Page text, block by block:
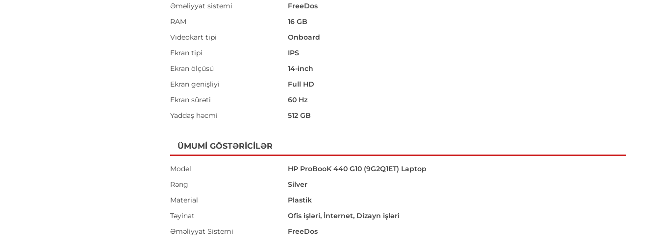
Əməliyyat sistemi
FreeDos
RAM
16 GB
Videokart tipi
Onboard
Ekran tipi
IPS
Ekran ölçüsü
14-inch
Ekran genişliyi
Full HD
Ekran sürəti
60 Hz
Yaddaş həcmi
512 GB
ÜMUMI GÖSTƏRICILƏR
Model
HP ProBooK 440 G10 (9G2Q1ET) Laptop
Rəng
Silver
Material
Plastik
Təyinat
Ofis işləri, İnternet, Dizayn işləri
Əməliyyat Sistemi
FreeDos